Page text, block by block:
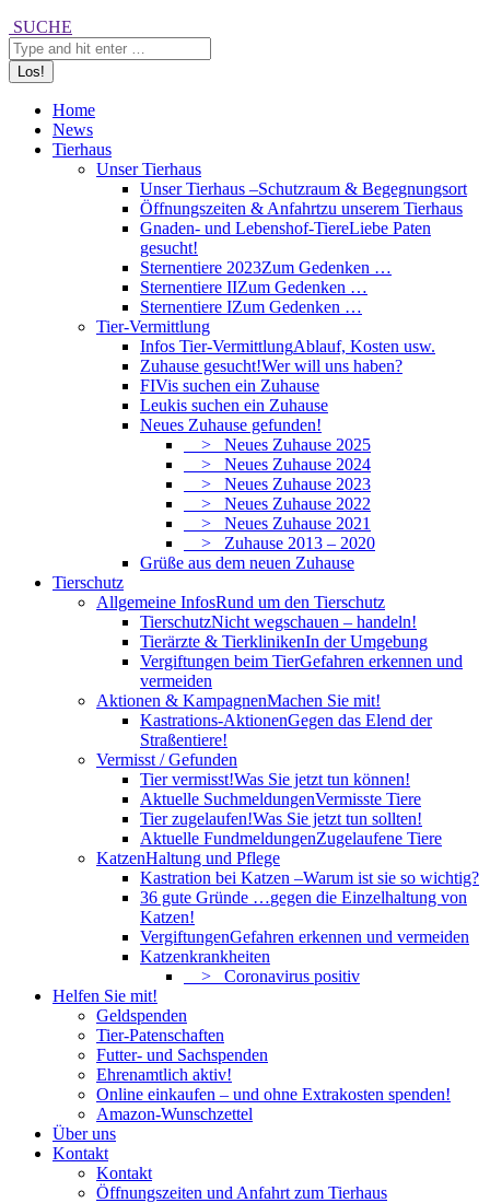
Search:
SUCHE
Home
News
Tierhaus
Unser Tierhaus
Unser Tierhaus –Schutzraum & Begegnungsort
Öffnungszeiten & Anfahrtzu unserem Tierhaus
Gnaden- und Lebenshof-TiereLiebe Paten
gesucht!
Sternentiere 2023Zum Gedenken …
Sternentiere IIZum Gedenken …
Sternentiere IZum Gedenken …
Tier-Vermittlung
Infos Tier-VermittlungAblauf, Kosten usw.
Zuhause gesucht!Wer will uns haben?
FIVis suchen ein Zuhause
Leukis suchen ein Zuhause
Neues Zuhause gefunden!
> Neues Zuhause 2025
> Neues Zuhause 2024
> Neues Zuhause 2023
> Neues Zuhause 2022
> Neues Zuhause 2021
> Zuhause 2013 – 2020
Grüße aus dem neuen Zuhause
Tierschutz
Allgemeine InfosRund um den Tierschutz
TierschutzNicht wegschauen – handeln!
Tierärzte & TierklinikenIn der Umgebung
Vergiftungen beim TierGefahren erkennen und
vermeiden
Aktionen & KampagnenMachen Sie mit!
Kastrations-AktionenGegen das Elend der
Straßentiere!
Vermisst / Gefunden
Tier vermisst!Was Sie jetzt tun können!
Aktuelle SuchmeldungenVermisste Tiere
Tier zugelaufen!Was Sie jetzt tun sollten!
Aktuelle FundmeldungenZugelaufene Tiere
KatzenHaltung und Pflege
Kastration bei Katzen –Warum ist sie so wichtig?
36 gute Gründe …gegen die Einzelhaltung von
Katzen!
VergiftungenGefahren erkennen und vermeiden
Katzenkrankheiten
> Coronavirus positiv
Helfen Sie mit!
Geldspenden
Tier-Patenschaften
Futter- und Sachspenden
Ehrenamtlich aktiv!
Online einkaufen – und ohne Extrakosten spenden!
Amazon-Wunschzettel
Über uns
Kontakt
Kontakt
Öffnungszeiten und Anfahrt zum Tierhaus